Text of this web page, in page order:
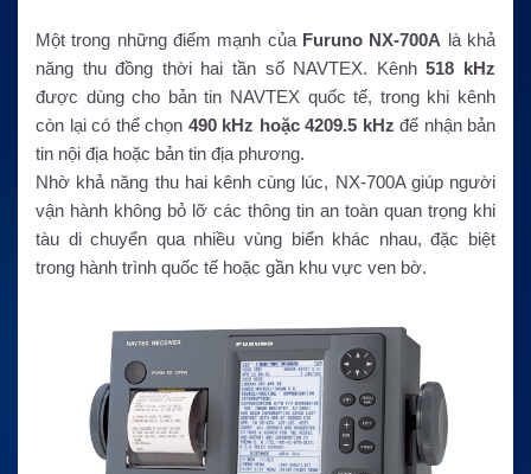
Một trong những điểm mạnh của Furuno NX-700A là khả
năng thu đồng thời hai tần số NAVTEX. Kênh518 kHz
được dùng cho bản tin NAVTEX quốc tế, trong khi kênh
còn lại có thể chọn 490 kHz hoặc 4209.5 kHz để nhận bản
tin nội địa hoặc bản tin địa phương.
Nhờ khả năng thu hai kênh cùng lúc, NX-700A giúp người
vận hành không bỏ lỡ các thông tin an toàn quan trọng khi
tàu di chuyển qua nhiều vùng biển khác nhau, đặc biệt
trong hành trình quốc tế hoặc gần khu vực ven bờ.